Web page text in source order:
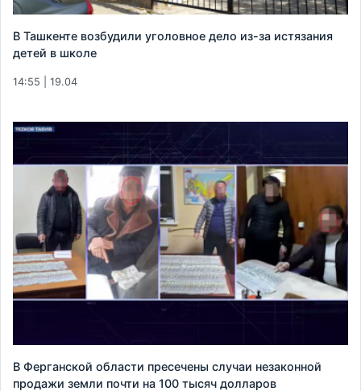
В Ташкенте возбудили уголовное дело из-за истязания
детей в школе
14:55 | 19.04
В Ферганской области пресечены случаи незаконной
продажи земли почти на 100 тысяч долларов